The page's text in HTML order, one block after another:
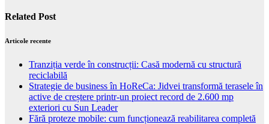
Related Post
Articole recente
Tranziția verde în construcții: Casă modernă cu structură
reciclabilă
Strategie de business în HoReCa: Jidvei transformă terasele în
active de creștere printr-un proiect record de 2.600 mp
exteriori cu Sun Leader
Fără proteze mobile: cum funcționează reabilitarea completă